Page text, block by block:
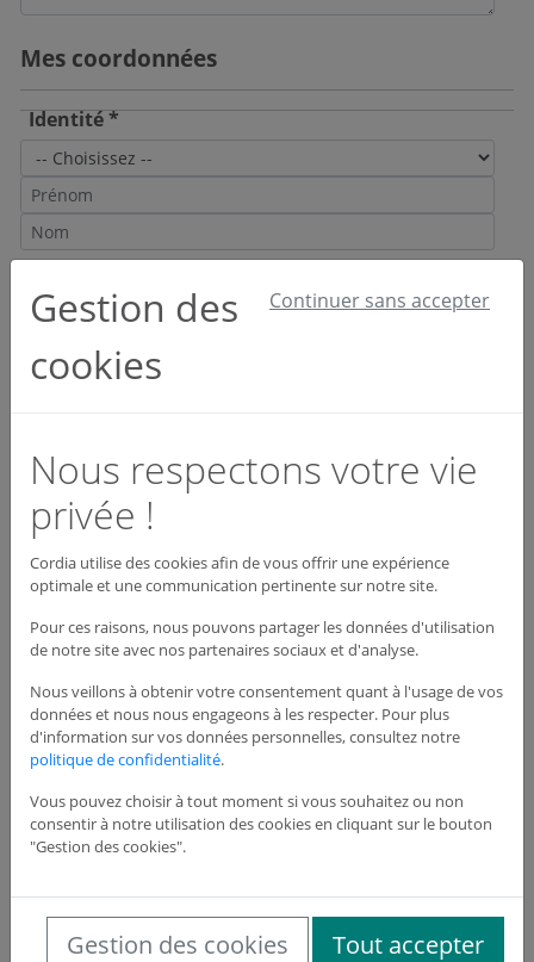
Mes coordonnées
Identité *
Email et téléphone *
Activité *
Adresse du siège de l'entreprise
Adresse *
Adresse suite
Gestion des
cookies
Continuer sans accepter
Nous respectons votre vie
privée !
Cordia utilise des cookies afin de vous offrir une expérience
optimale et une communication pertinente sur notre site.
Pour ces raisons, nous pouvons partager les données d'utilisation
de notre site avec nos partenaires sociaux et d'analyse.
Nous veillons à obtenir votre consentement quant à l'usage de vos
données et nous nous engageons à les respecter. Pour plus
d'information sur vos données personnelles, consultez notre
politique de confidentialité.
Vous pouvez choisir à tout moment si vous souhaitez ou non
consentir à notre utilisation des cookies en cliquant sur le bouton
"Gestion des cookies".
Gestion des cookies Tout accepter